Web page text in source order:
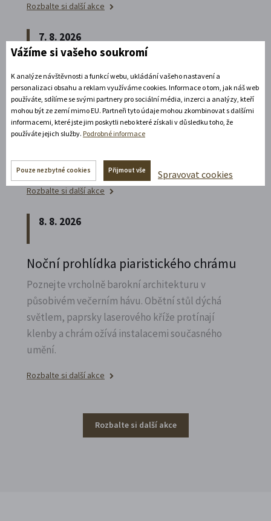
Rozbalte si další akce
7. 8. 2026
Noční prohlídka piaristického chrámu
Poznejte vrcholně barokní architekturu v
působivém večerním hávu. Obětní stůl dýchá
světlem, paprsky laserového kříže protínají
umění.
Rozbalte si další akce
8. 8. 2026
Noční prohlídka piaristického chrámu
Poznejte vrcholně barokní architekturu v
působivém večerním hávu. Obětní stůl dýchá
světlem, paprsky laserového kříže protínají
klenby a chrám ožívá instalacemi současného
umění.
Rozbalte si další akce
Rozbalte si další akce
Vážíme si vašeho soukromí
K analýze návštěvnosti a funkcí webu, ukládání vašeho nastavení a
personalizaci obsahu a reklam využíváme cookies. Informace o tom, jak náš web
používáte, sdílíme se svými partnery pro sociální média, inzerci a analýzy, kteří
mohou být ze zemí mimo EU. Partneři tyto údaje mohou zkombinovat s dalšími
informacemi, které jste jim poskytli nebo které získali v důsledku toho, že
používáte jejich služby. Podrobné informace
Pouze nezbytné cookies Přijmout vše Spravovat cookies